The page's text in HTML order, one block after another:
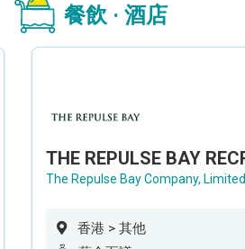
餐飲 · 酒店
The Repulse Bay Company, Limited
香港 > 其他